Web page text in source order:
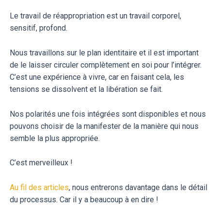
Le travail de réappropriation est un travail corporel,
sensitif, profond.
Nous travaillons sur le plan identitaire et il est important
de le laisser circuler complètement en soi pour l’intégrer.
C’est une expérience à vivre, car en faisant cela, les
tensions se dissolvent et la libération se fait.
Nos polarités une fois intégrées sont disponibles et nous
pouvons choisir de la manifester de la manière qui nous
semble la plus appropriée.
C’est merveilleux !
Au fil des articles, nous entrerons davantage dans le détail
du processus. Car il y a beaucoup à en dire !